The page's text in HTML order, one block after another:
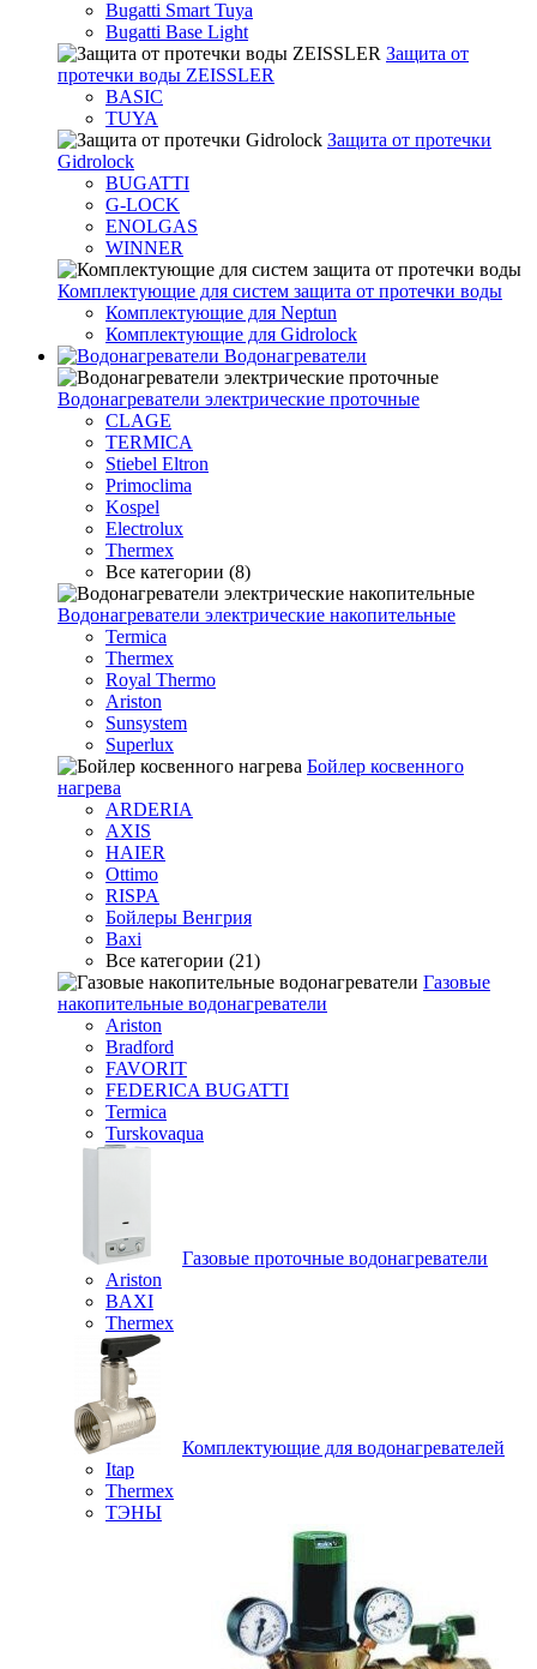
Bugatti Smart Tuya
Bugatti Base Light
Защита от
протечки воды ZEISSLER
BASIC
TUYA
Защита от протечки
Gidrolock
BUGATTI
G-LOCK
ENOLGAS
WINNER
Комплектующие для систем защита от протечки воды
Комплектующие для Neptun
Комплектующие для Gidrolock
Водонагреватели
Водонагреватeли электрические проточные
CLAGE
TERMICA
Stiebel Eltron
Primoclima
Kospel
Electrolux
Thermex
Все категории (8)
Водонагреватели электрические накопительные
Termica
Thermex
Royal Thermo
Ariston
Sunsystem
Superlux
Бойлер косвенного
нагрева
ARDERIA
AXIS
HAIER
Ottimo
RISPA
Бойлеры Венгрия
Baxi
Все категории (21)
Газовые
накопительные водонагреватели
Ariston
Bradford
FAVORIT
FEDERICA BUGATTI
Termica
Turskovaqua
Газовые проточные водонагреватели
Ariston
BAXI
Thermex
Комплектующие для водонагревателей
Itap
Thermex
ТЭНЫ